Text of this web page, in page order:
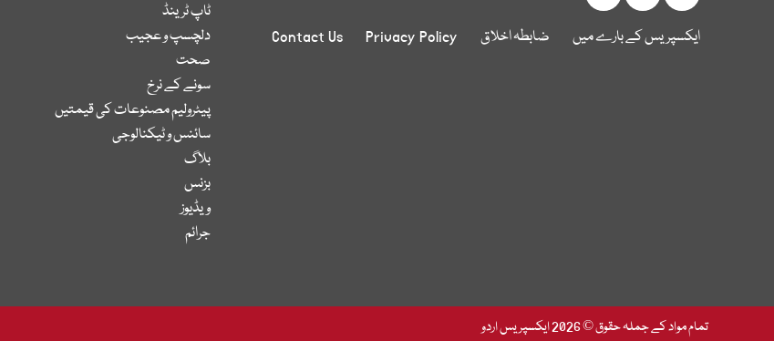
ایکسپریس کے بارے میں ضابطہ اخلاق Privacy Policy
Contact Us
ٹاپ ٹرینڈ
دلچسپ و عجیب
صحت
سونے کے نرخ
پیٹرولیم مصنوعات کی قیمتیں
سائنس و ٹیکنالوجی
بلاگ
بزنس
ویڈیوز
جرائم
تمام مواد کے جملہ حقوق © 2026 ایکسپریس اردو